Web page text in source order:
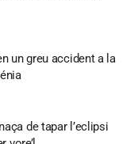
un greu accident a la
de tapar l’eclipsi